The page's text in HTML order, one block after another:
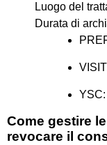
Luogo del
Durata di
Come gestire
revocare il